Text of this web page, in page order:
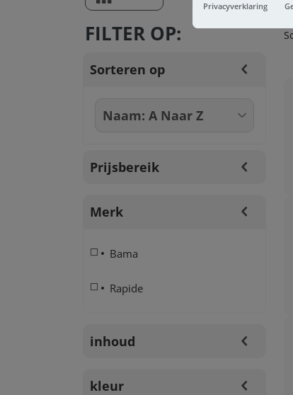
Privacyverklaring
FILTER OP:
Sorteren op
Prijsbereik
Merk
Bama
Rapide
inhoud
kleur